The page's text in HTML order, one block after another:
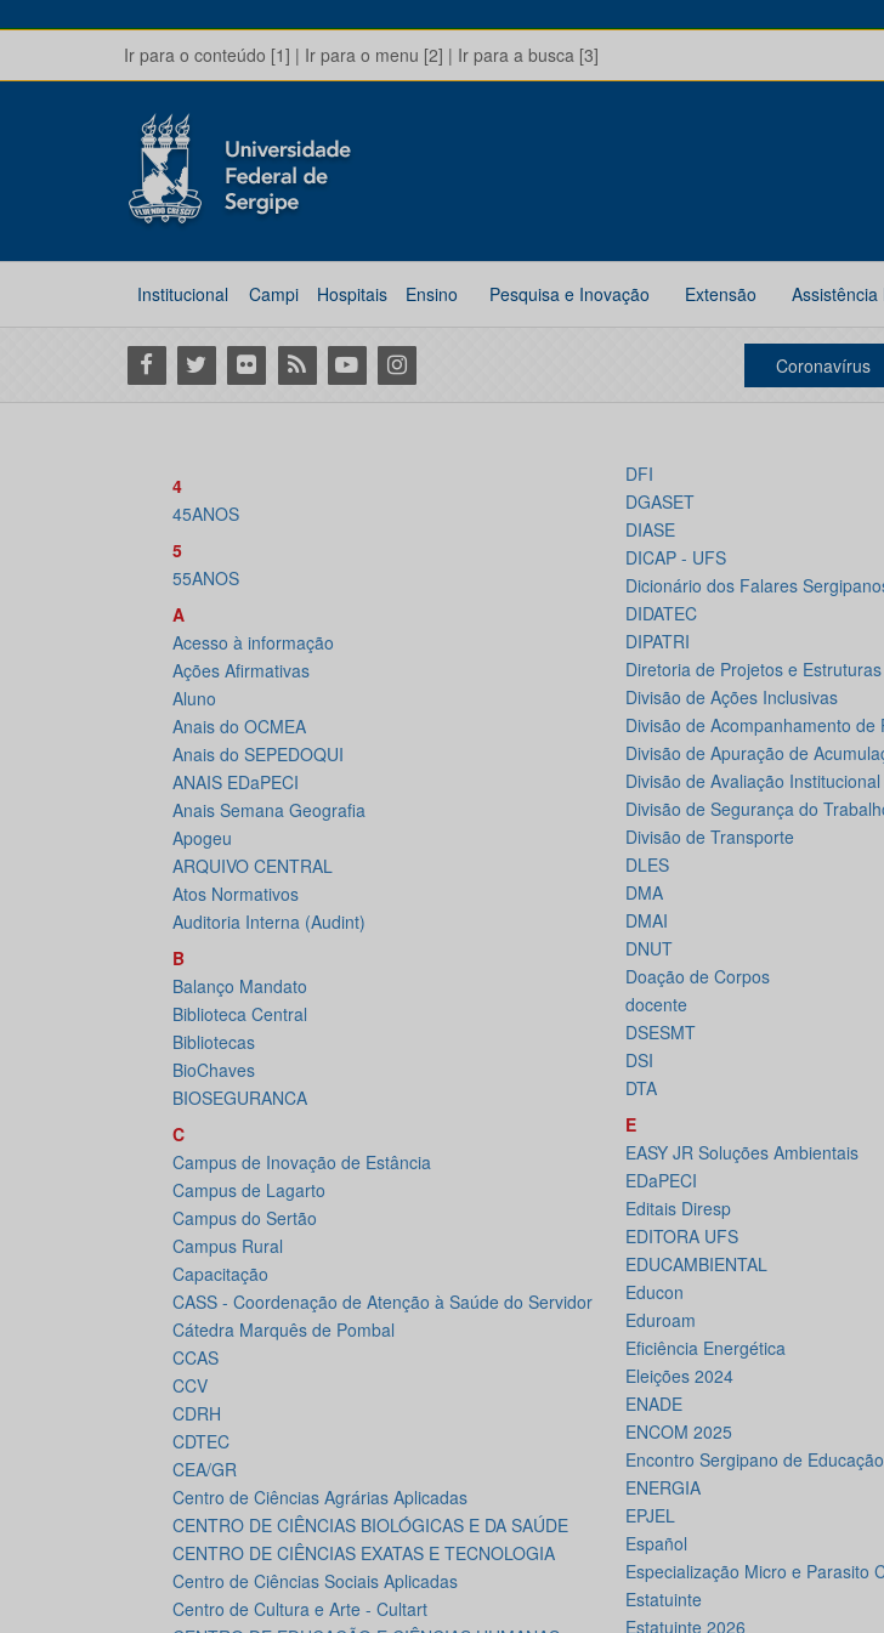
Ir para o conteúdo [1] | Ir para o menu [2] | Ir para a busca [3]
Institucional Campi Hospitais Ensino Pesquisa e Inovação Extensão Assistência
Facebook
Twitter Flickr RSS YoutubeInstagram Coronavírus
4
45ANOS
5
55ANOS
A
Acesso à informação
Ações Afirmativas
Aluno
Anais do OCMEA
Anais do SEPEDOQUI
ANAIS EDaPECI
Anais Semana Geografia
Apogeu
ARQUIVO CENTRAL
Atos Normativos
Auditoria Interna (Audint)
B
Balanço Mandato
Biblioteca Central
Bibliotecas
BioChaves
BIOSEGURANCA
C
Campus de Inovação de Estância
Campus de Lagarto
Campus do Sertão
Campus Rural
Capacitação
CASS - Coordenação de Atenção à Saúde do Servidor
Cátedra Marquês de Pombal
CCAS
CCV
CDRH
CDTEC
CEA/GR
Centro de Ciências Agrárias Aplicadas
CENTRO DE CIÊNCIAS BIOLÓGICAS E DA SAÚDE
CENTRO DE CIÊNCIAS EXATAS E TECNOLOGIA
Centro de Ciências Sociais Aplicadas
Centro de Cultura e Arte - Cultart
DFI
DGASET
DIASE
DICAP - UFS
Dicionário dos Falares
DIDATEC
DIPATRI
Diretoria de Projetos e
Divisão de Ações Inclusivas
Divisão de Acompanhamento de
Divisão de Apuração de
Divisão de Avaliação Institucional
Divisão de Segurança do
Divisão de Transporte
DLES
DMA
DMAI
DNUT
Doação de Corpos
docente
DSESMT
DSI
DTA
E
EASY JR Soluções Ambientais
EDaPECI
Editais Diresp
EDITORA UFS
EDUCAMBIENTAL
Educon
Eduroam
Eficiência Energética
Eleições 2024
ENADE
ENCOM 2025
Encontro Sergipano de
ENERGIA
EPJEL
Español
Especialização Micro e Parasito
Estatuinte
Estatuinte 2026